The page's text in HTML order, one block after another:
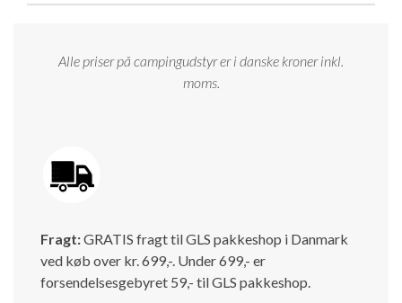
Alle priser på campingudstyr er i danske kroner inkl.
moms.
Fragt:GRATIS fragt til GLS pakkeshop i Danmark
ved køb over kr. 699,-. Under 699,- er
forsendelsesgebyret 59,- til GLS pakkeshop.